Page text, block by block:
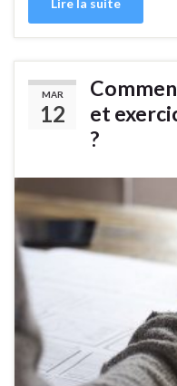
Lire la suite
MAR
12
et
?